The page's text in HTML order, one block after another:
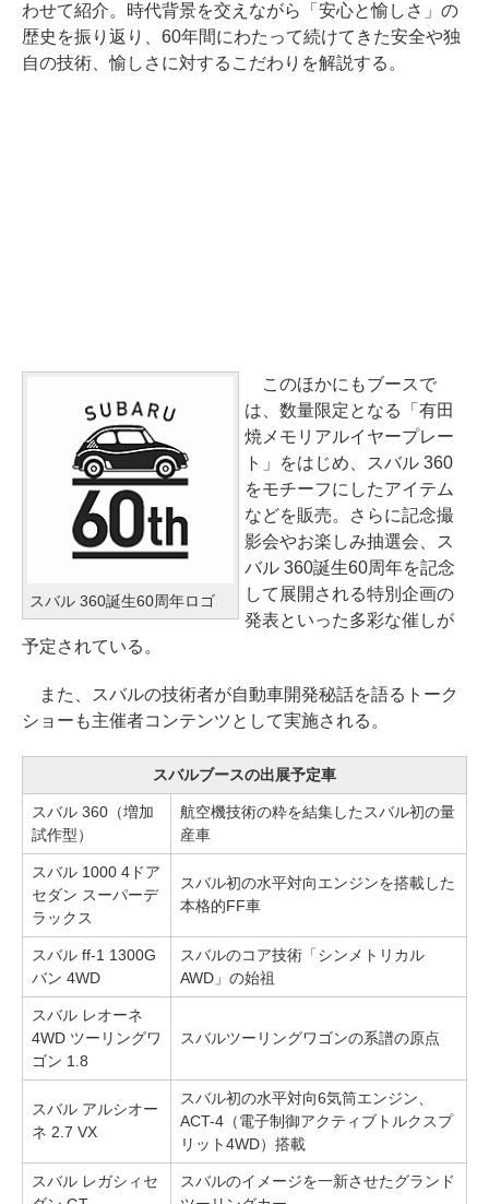
わせて紹介。時代背景を交えながら「安心と愉しさ」の
歴史を振り返り、60年間にわたって続けてきた安全や独
自の技術、愉しさに対するこだわりを解説する。
スバル 360誕生60周年ロゴ
このほかにもブースで
は、数量限定となる「有田
焼メモリアルイヤープレー
ト」をはじめ、スバル 360
をモチーフにしたアイテム
などを販売。さらに記念撮
影会やお楽しみ抽選会、ス
バル 360誕生60周年を記念
して展開される特別企画の
発表といった多彩な催しが
予定されている。
また、スバルの技術者が自動車開発秘話を語るトーク
ショーも主催者コンテンツとして実施される。
スバルブースの出展予定車
スバル 360（増加
試作型）
航空機技術の粋を結集したスバル初の量
産車
スバル 1000 4ドア
セダン スーパーデ
ラックス
スバル初の水平対向エンジンを搭載した
本格的FF車
スバル ff-1 1300G
バン 4WD
スバルのコア技術「シンメトリカル
AWD」の始祖
スバル レオーネ
4WD ツーリングワ
ゴン 1.8
スバルツーリングワゴンの系譜の原点
スバル アルシオー
ネ 2.7 VX
スバル初の水平対向6気筒エンジン、
ACT-4（電子制御アクティブトルクスプ
リット4WD）搭載
スバル レガシィセ
スバルのイメージを一新させたグランド